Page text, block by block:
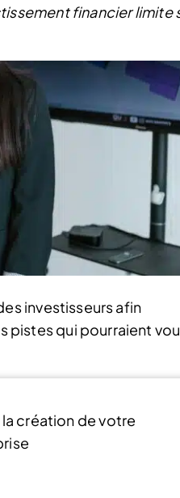
financier limite
investisseurs afin
pistes qui pourraient
la création de votre